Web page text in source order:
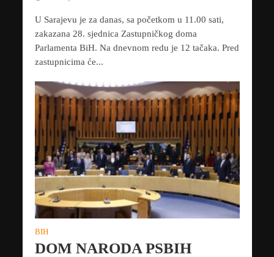
U Sarajevu je za danas, sa početkom u 11.00 sati,
zakazana 28. sjednica Zastupničkog doma
Parlamenta BiH. Na dnevnom redu je 12 tačaka. Pred
zastupnicima će...
BIH
DOM NARODA PSBIH